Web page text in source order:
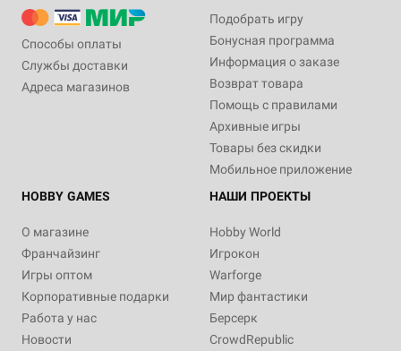
Способы оплаты
Службы доставки
Адреса магазинов
Подобрать игру
Бонусная программа
Информация о заказе
Возврат товара
Помощь с правилами
Архивные игры
Товары без скидки
Мобильное приложение
HOBBY GAMES
О магазине
Франчайзинг
Игры оптом
Корпоративные подарки
Работа у нас
Новости
НАШИ ПРОЕКТЫ
Hobby World
Игрокон
Warforge
Мир фантастики
Берсерк
CrowdRepublic